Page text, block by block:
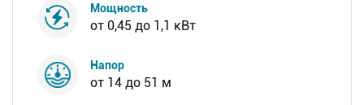
Мощность
от 0,45 до 1,1 кВт
Напор
от 14 до 51 м